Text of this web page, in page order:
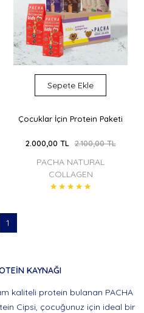
Sepete Ekle
Çocuklar İçin Protein Paketi
2.000,00 TL 2.100,00 TL
PACHA NATURAL
COLLAGEN
1
KAYNAĞI
kaliteli protein bulanan PACHA
Cipsi, çocuğunuz için ideal bir